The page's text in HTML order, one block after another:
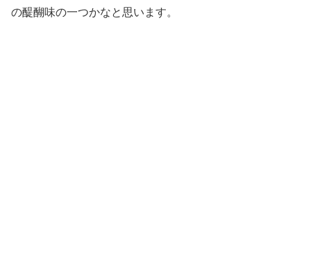
の醍醐味の一つかなと思います。